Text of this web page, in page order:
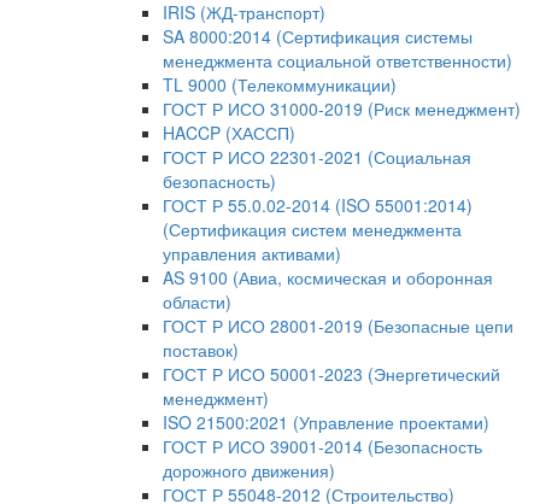
IRIS (ЖД-транспорт)
SA 8000:2014 (Сертификация системы
менеджмента социальной ответственности)
TL 9000 (Телекоммуникации)
ГОСТ Р ИСО 31000-2019 (Риск менеджмент)
HACCP (ХАССП)
ГОСТ Р ИСО 22301-2021 (Социальная
безопасность)
ГОСТ Р 55.0.02-2014 (ISO 55001:2014)
(Сертификация систем менеджмента
управления активами)
AS 9100 (Авиа, космическая и оборонная
области)
ГОСТ Р ИСО 28001-2019 (Безопасные цепи
поставок)
ГОСТ Р ИСО 50001-2023 (Энергетический
менеджмент)
ISO 21500:2021 (Управление проектами)
ГОСТ Р ИСО 39001-2014 (Безопасность
дорожного движения)
ГОСТ Р 55048-2012 (Строительство)